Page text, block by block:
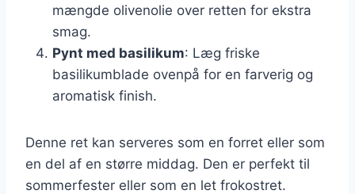
mængde olivenolie over retten for ekstra
smag.
Pynt med basilikum: Læg friske
basilikumblade ovenpå for en farverig og
aromatisk finish.
Denne ret kan serveres som en forret eller som
en del af en større middag. Den er perfekt til
sommerfester eller som en let frokostret.